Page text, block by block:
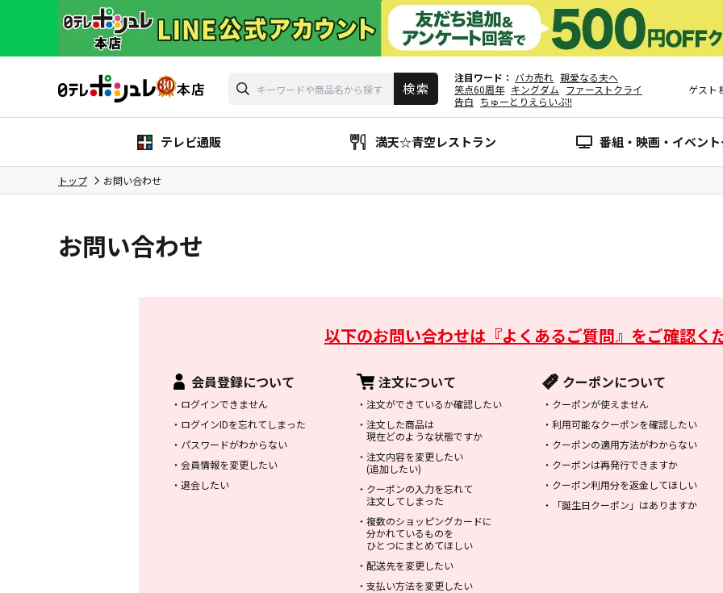
注目ワード バカ売れ 親愛なる夫へ
笑点60周年 キングダム ファーストクライ
告白 ちゅーとりえらいぶ!!
ゲスト
テレビ通販 満天☆青空レストラン 番組・映画・イベン
トップ お問い合わせ
お問い合わせ
以下のお問い合わせは 『よくあるご質問』をご確認く
会員登録について
・ ログインできません
・ ログインIDを忘れてしまった
・ パスワードがわからない
・ 会員情報を変更したい
・ 退会したい
注文について
・ 注文ができているか確認したい
・ 注文した商品は
現在どのような状態ですか
・ 注文内容を変更したい
(追加したい)
・ クーポンの入力を忘れて
注文してしまった
・ 複数のショッピングカードに
分かれているものを
ひとつにまとめてほしい
・ 配送先を変更したい
・ 支払い方法を変更したい
クーポンについて
・ クーポンが使えません
・ 利用可能なクーポンを確認したい
・ クーポンの適用方法がわからない
・ クーポンは再発行できますか
・ クーポン利用分を返金してほしい
・
「誕生日クーポン」はありますか